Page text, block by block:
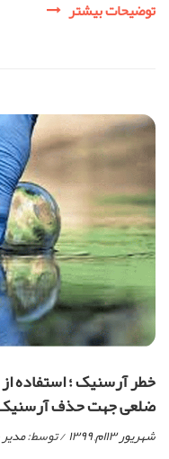
رژیم
چیست؟
توضیحات بیشتر
خطر آرسنیک ؛ استفاده
ضلعی جهت حذف آرسنیک
شهریور ۱۳ام, ۱۳۹۹ / توسط: